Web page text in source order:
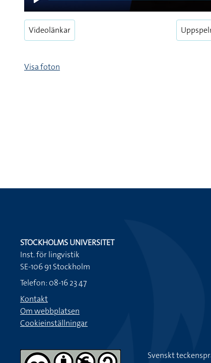
Play
Videolänkar
Visa foton
STOCKHOLMS UNIVERSITET
Inst. för lingvistik
SE-106 91 Stockholm
Telefon: 08-16 23 47
Kontakt
Om webbplatsen
Cookieinställningar
Svenskt